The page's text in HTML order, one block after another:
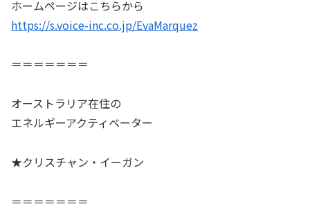
ホームページはこちらから
https://s.voice-inc.co.jp/EvaMarquez
＝＝＝＝＝＝＝
オーストラリア在住の
エネルギーアクティベーター
★クリスチャン・イーガン